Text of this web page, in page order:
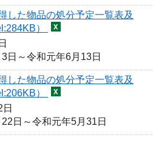
した物品の処分予定一覧表及
）
日～令和元年6月13日
した物品の処分予定一覧表及
）